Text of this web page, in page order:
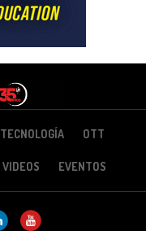
TECNOLOGÍA OTT
VIDEOS EVENTOS